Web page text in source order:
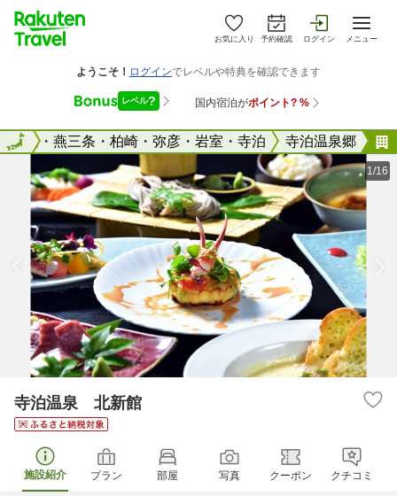
お気に入り 予約確認 ログイン メニュー
長岡・燕三条・柏崎・弥彦・岩室・寺泊 寺泊温泉郷
全国
1/16
寺泊温泉 北新館
施設紹介 プラン 部屋 写真 クーポン クチコミ